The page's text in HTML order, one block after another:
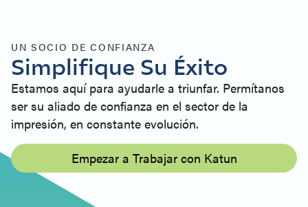
UN SOCIO DE CONFIANZA
Simplifique Su Éxito
Estamos aquí para ayudarle a triunfar. Permítanos
ser su aliado de confianza en el sector de la
impresión, en constante evolución.
Empezar a Trabajar con Katun